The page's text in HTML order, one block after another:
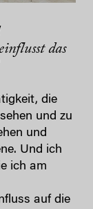
das
die
und zu
und
Und ich
ich am
auf die